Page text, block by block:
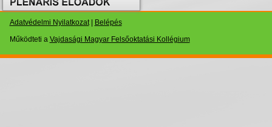
Adatvédelmi Nyilatkozat|
Belépés
Működteti a Vajdasági Magyar Felsőoktatási Kollégium